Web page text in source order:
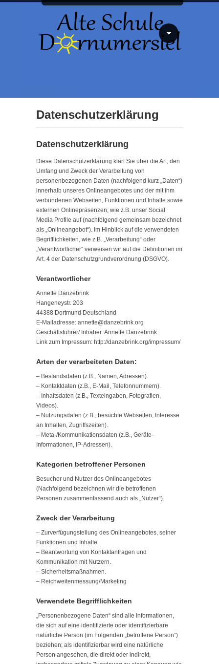
Datenschutzerklärung
Datenschutzerklärung
Diese Datenschutzerklärung klärt Sie über die Art, den
Umfang und Zweck der Verarbeitung von
personenbezogenen Daten (nachfolgend kurz „Daten“)
innerhalb unseres Onlineangebotes und der mit ihm
verbundenen Webseiten, Funktionen und Inhalte sowie
externen Onlinepräsenzen, wie z.B. unser Social
Media Profile auf (nachfolgend gemeinsam bezeichnet
als „Onlineangebot“). Im Hinblick auf die verwendeten
Begrifflichkeiten, wie z.B. „Verarbeitung“ oder
„Verantwortlicher“ verweisen wir auf die Definitionen im
Art. 4 der Datenschutzgrundverordnung (DSGVO).
Verantwortlicher
Annette Danzebrink
Hangeneystr. 203
44388 Dortmund Deutschland
E-Mailadresse: annette@danzebrink.org
Geschäftsführer/ Inhaber: Annette Danzebrink
Link zum Impressum: http://danzebrink.org/impressum/
Arten der verarbeiteten Daten:
– Bestandsdaten (z.B., Namen, Adressen).
– Kontaktdaten (z.B., E-Mail, Telefonnummern).
– Inhaltsdaten (z.B., Texteingaben, Fotografien,
Videos).
– Nutzungsdaten (z.B., besuchte Webseiten, Interesse
an Inhalten, Zugriffszeiten).
– Meta-/Kommunikationsdaten (z.B., Geräte-
Informationen, IP-Adressen).
Kategorien betroffener Personen
Besucher und Nutzer des Onlineangebotes
(Nachfolgend bezeichnen wir die betroffenen
Personen zusammenfassend auch als „Nutzer“).
Zweck der Verarbeitung
– Zurverfügungstellung des Onlineangebotes, seiner
Funktionen und Inhalte.
– Beantwortung von Kontaktanfragen und
Kommunikation mit Nutzern.
– Sicherheitsmaßnahmen.
– Reichweitenmessung/Marketing
Verwendete Begrifflichkeiten
„Personenbezogene Daten“ sind alle Informationen,
die sich auf eine identifizierte oder identifizierbare
natürliche Person (im Folgenden „betroffene Person“)
beziehen; als identifizierbar wird eine natürliche
Person angesehen, die direkt oder indirekt,